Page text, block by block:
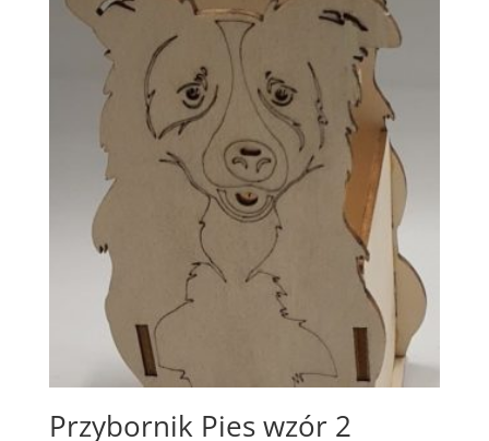
Przybornik Pies wzór 2